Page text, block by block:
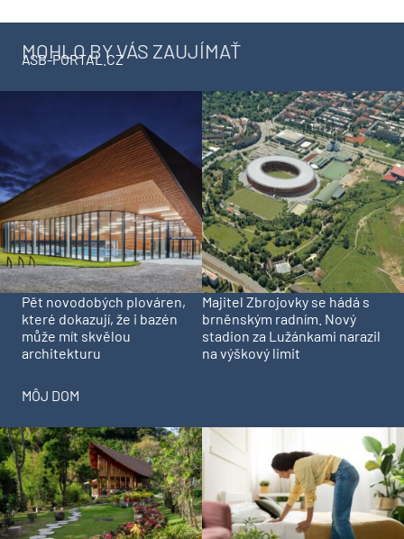
MOHLO BY VÁS ZAUJÍMAŤ
ASB-PORTAL.CZ
Pět novodobých plováren,
které dokazují, že i bazén
může mít skvělou
architekturu
Majitel Zbrojovky se hádá s
brněnským radním. Nový
stadion za Lužánkami narazil
na výškový limit
MÔJ DOM